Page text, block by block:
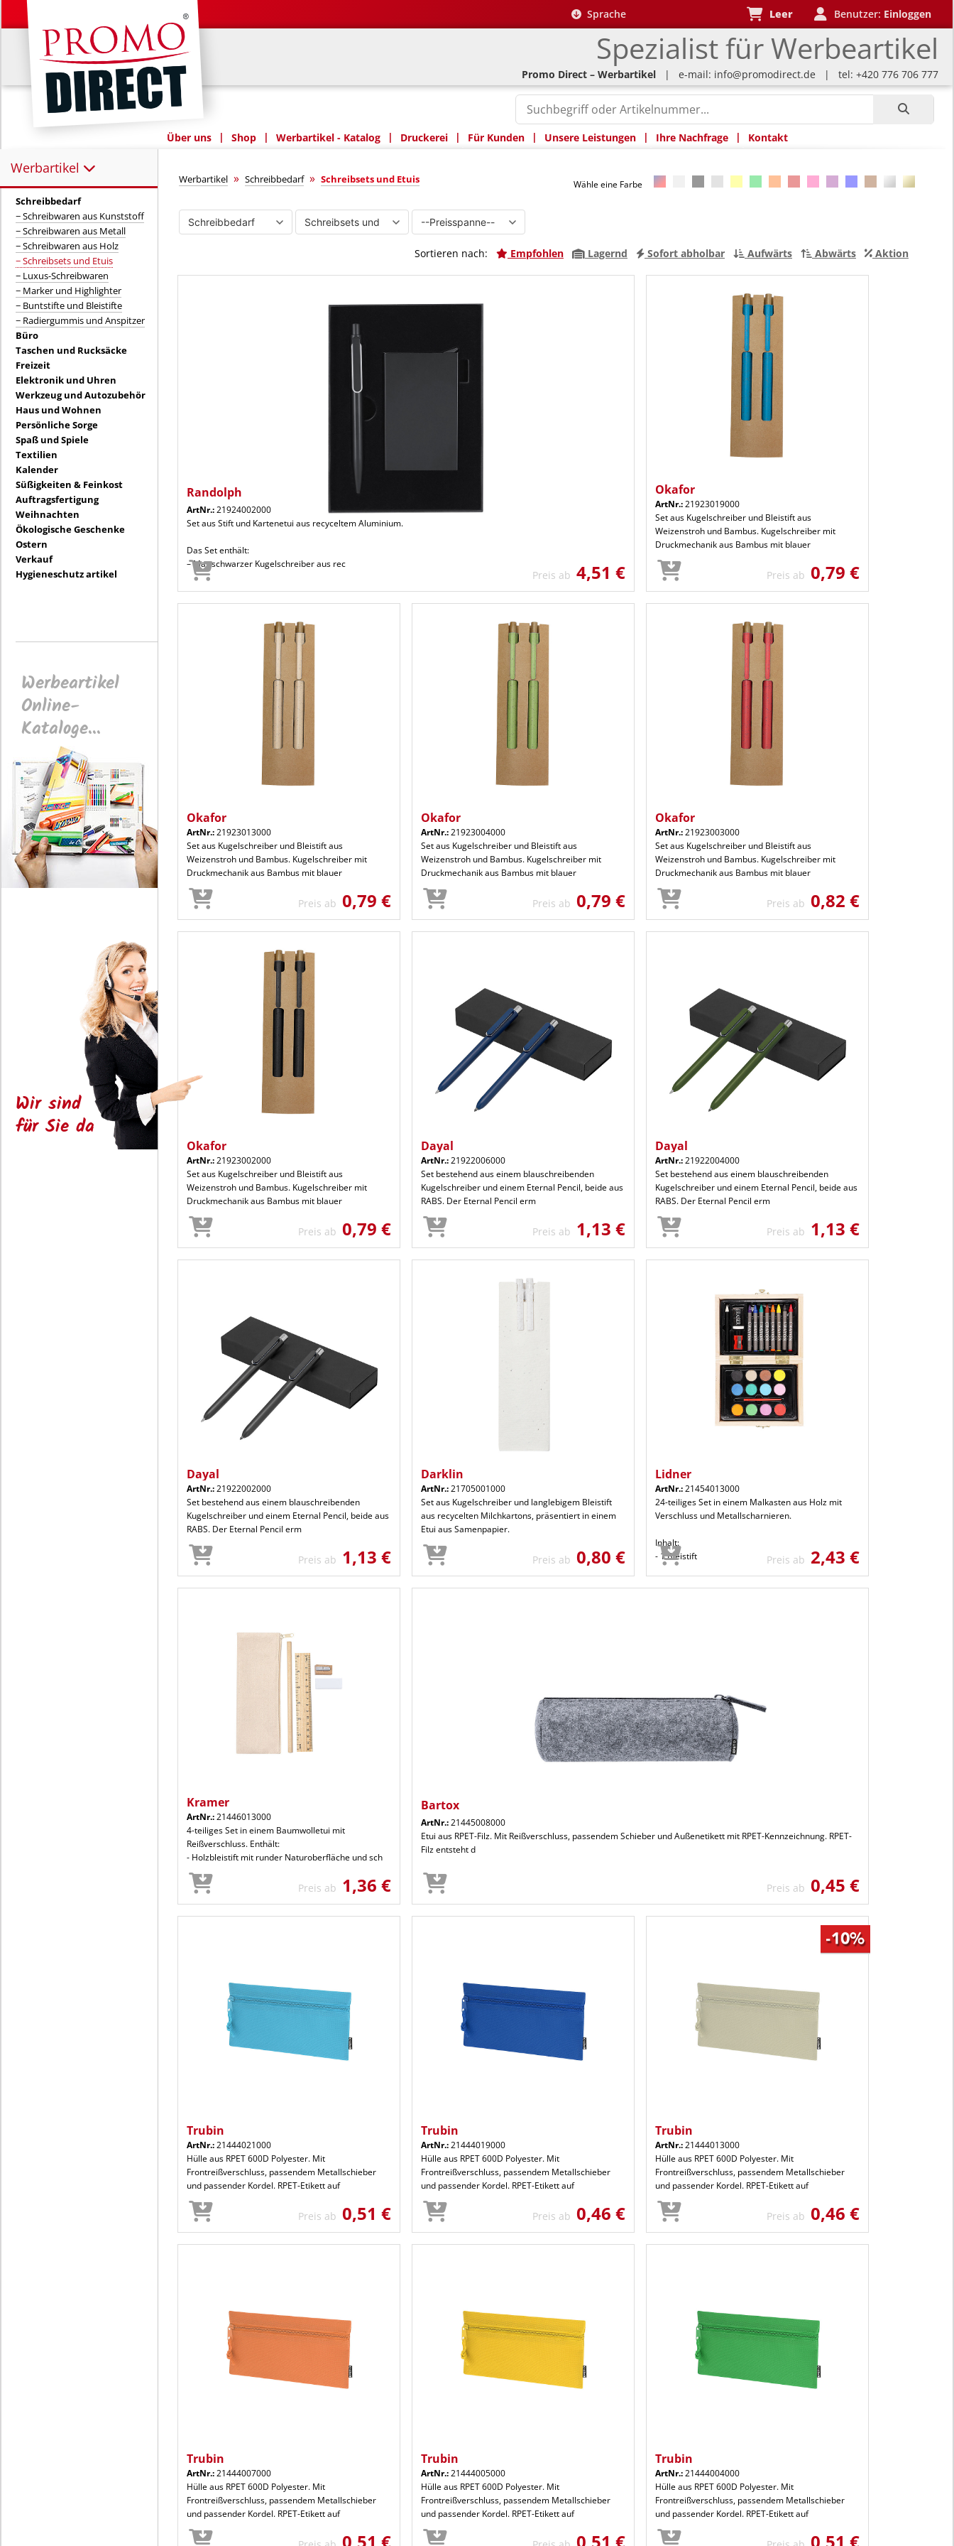
Spezialist für Werbeartikel
Sprache Leer Benutzer: Einloggen
Promo Direct – Werbartikel | e-mail: info@promodirect.de | tel: +420 776 706 777
Über uns | Shop | Werbartikel - Katalog | Druckerei | Für Kunden | Unsere Leistungen | Ihre Nachfrage | Kontakt
Werbartikel
Werbartikel:
Schreibbedarf
− Schreibwaren aus Kunststoff
− Schreibwaren aus Metall
− Schreibwaren aus Holz
− Schreibsets und Etuis
− Luxus-Schreibwaren
− Marker und Highlighter
− Buntstifte und Bleistifte
− Radiergummis und Anspitzer
Büro
Taschen und Rucksäcke
Freizeit
Elektronik und Uhren
Werkzeug und Autozubehör
Haus und Wohnen
Persönliche Sorge
Spaß und Spiele
Textilien
Kalender
Süßigkeiten & Feinkost
Auftragsfertigung
Weihnachten
Ökologische Geschenke
Ostern
Verkauf
Hygieneschutz artikel
Werbeartikel
Online-
Kataloge...
Wir sind
für Sie da
Schreibsets und Etuis
Werbartikel » Schreibbedarf» Schreibsets und Etuis Wähle eine Farbe
Sortieren nach: Empfohlen Lagernd Sofort abholbar Aufwärts Abwärts Aktion
Randolph
ArtNr.:21924002000
Set aus Stift und Kartenetui aus recyceltem Aluminium.
Das Set enthält:
– Mattschwarzer Kugelschreiber aus rec
Preis ab 4,51 €
Okafor
ArtNr.:21923019000
Set aus Kugelschreiber und Bleistift aus
Weizenstroh und Bambus. Kugelschreiber mit
Druckmechanik aus Bambus mit blauer
Preis ab 0,79 €
Okafor
ArtNr.:21923013000
Set aus Kugelschreiber und Bleistift aus
Weizenstroh und Bambus. Kugelschreiber mit
Druckmechanik aus Bambus mit blauer
Preis ab 0,79 €
Okafor
ArtNr.:21923004000
Set aus Kugelschreiber und Bleistift aus
Weizenstroh und Bambus. Kugelschreiber mit
Druckmechanik aus Bambus mit blauer
Preis ab 0,79 €
Okafor
ArtNr.:21923003000
Set aus Kugelschreiber und Bleistift aus
Weizenstroh und Bambus. Kugelschreiber mit
Druckmechanik aus Bambus mit blauer
Preis ab 0,82 €
Okafor
ArtNr.:21923002000
Set aus Kugelschreiber und Bleistift aus
Weizenstroh und Bambus. Kugelschreiber mit
Druckmechanik aus Bambus mit blauer
Preis ab 0,79 €
Dayal
ArtNr.:21922006000
Set bestehend aus einem blauschreibenden
Kugelschreiber und einem Eternal Pencil, beide aus
RABS. Der Eternal Pencil erm
Preis ab 1,13 €
Dayal
ArtNr.:21922004000
Set bestehend aus einem blauschreibenden
Kugelschreiber und einem Eternal Pencil, beide aus
RABS. Der Eternal Pencil erm
Preis ab 1,13 €
Dayal
ArtNr.:21922002000
Set bestehend aus einem blauschreibenden
Kugelschreiber und einem Eternal Pencil, beide aus
RABS. Der Eternal Pencil erm
Preis ab 1,13 €
Darklin
ArtNr.:21705001000
Set aus Kugelschreiber und langlebigem Bleistift
aus recycelten Milchkartons, präsentiert in einem
Etui aus Samenpapier.
Preis ab 0,80 €
Lidner
ArtNr.:21454013000
24-teiliges Set in einem Malkasten aus Holz mit
Verschluss und Metallscharnieren.
Inhalt:
- 1 Bleistift
Preis ab 2,43 €
Kramer
ArtNr.:21446013000
4-teiliges Set in einem Baumwolletui mit
Reißverschluss. Enthält:
- Holzbleistift mit runder Naturoberfläche und sch
Preis ab 1,36 €
Bartox
ArtNr.:21445008000
Etui aus RPET-Filz. Mit Reißverschluss, passendem Schieber und Außenetikett mit RPET-Kennzeichnung. RPET-
Filz entsteht d
Preis ab 0,45 €
Trubin
ArtNr.:21444021000
Hülle aus RPET 600D Polyester. Mit
Frontreißverschluss, passendem Metallschieber
und passender Kordel. RPET-Etikett auf
Preis ab 0,51 €
Trubin
ArtNr.:21444019000
Hülle aus RPET 600D Polyester. Mit
Frontreißverschluss, passendem Metallschieber
und passender Kordel. RPET-Etikett auf
Preis ab 0,46 €
Trubin
ArtNr.:21444013000
Hülle aus RPET 600D Polyester. Mit
Frontreißverschluss, passendem Metallschieber
und passender Kordel. RPET-Etikett auf
Preis ab 0,46 €
Trubin
ArtNr.:21444007000
Hülle aus RPET 600D Polyester. Mit
Frontreißverschluss, passendem Metallschieber
und passender Kordel. RPET-Etikett auf
Trubin
ArtNr.:21444005000
Hülle aus RPET 600D Polyester. Mit
Frontreißverschluss, passendem Metallschieber
und passender Kordel. RPET-Etikett auf
Trubin
ArtNr.:21444004000
Hülle aus RPET 600D Polyester. Mit
Frontreißverschluss, passendem Metallschieber
und passender Kordel. RPET-Etikett auf